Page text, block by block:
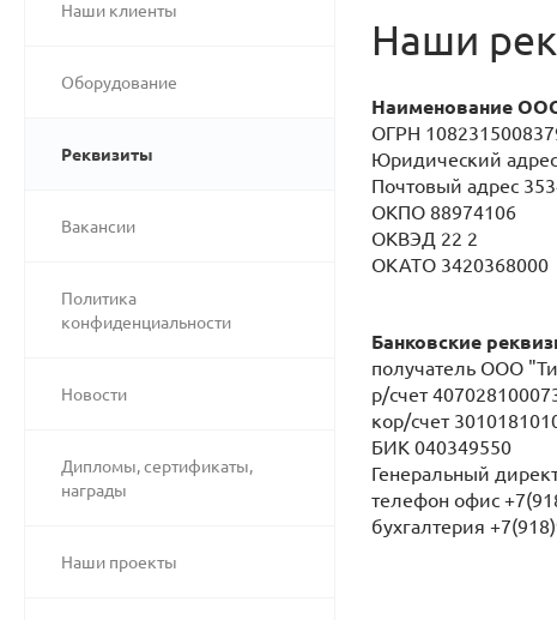
Наши клиенты
Оборудование
Реквизиты
Вакансии
Политика
конфиденциальности
Новости
Дипломы, сертификаты,
награды
Наши проекты
Наши
Наименование
ОГРН
Юридический адрес
Почтовый адрес
ОКПО 88974106
ОКВЭД 22 2
ОКАТО 3420368000
Банковские
получатель ООО
р/счет
кор/счет
БИК 040349550
Генеральный
телефон офис
бухгалтерия